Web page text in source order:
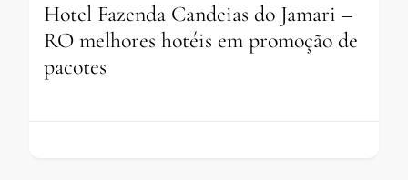
Hotel Fazenda Candeias do Jamari –
RO melhores hotéis em promoção de
pacotes